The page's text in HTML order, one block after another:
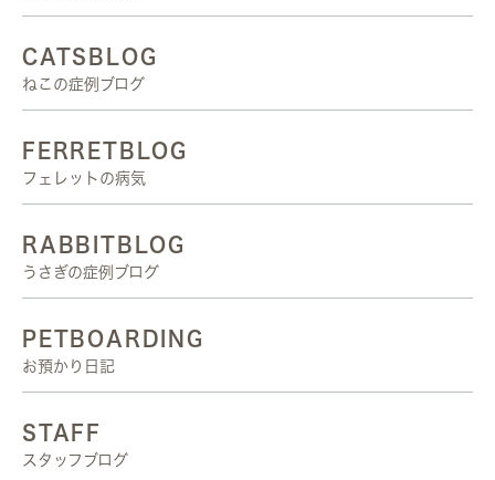
CATSBLOG
ねこの症例ブログ
FERRETBLOG
フェレットの病気
RABBITBLOG
うさぎの症例ブログ
PETBOARDING
お預かり日記
STAFF
スタッフブログ